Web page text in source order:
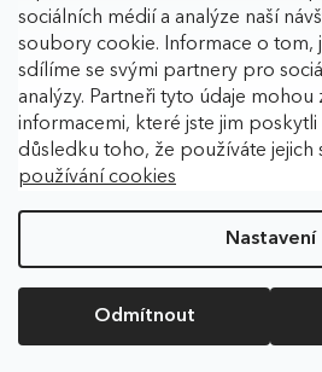
sociálních médií a analýze naší
soubory cookie. Informace o tom,
sdílíme se svými partnery pro
analýzy. Partneři tyto údaje
informacemi, které jste jim
důsledku toho, že používáte jejich
používání cookies
Nastavení
Odmítnout
Vytvořil